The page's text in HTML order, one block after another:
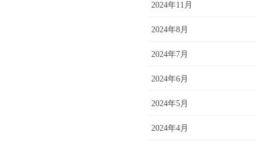
2024年11月
2024年8月
2024年7月
2024年6月
2024年5月
2024年4月